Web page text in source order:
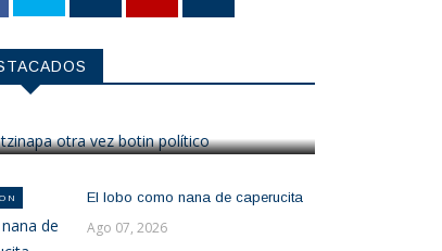
otra vez botin político
El lobo como nana de caperucita
Ago 07, 2026